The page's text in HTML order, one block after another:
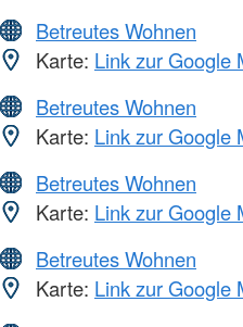
Betreutes Wohnen
Karte: Link zur Google
Betreutes Wohnen
Karte: Link zur Google
Betreutes Wohnen
Karte: Link zur Google
Betreutes Wohnen
Karte: Link zur Google